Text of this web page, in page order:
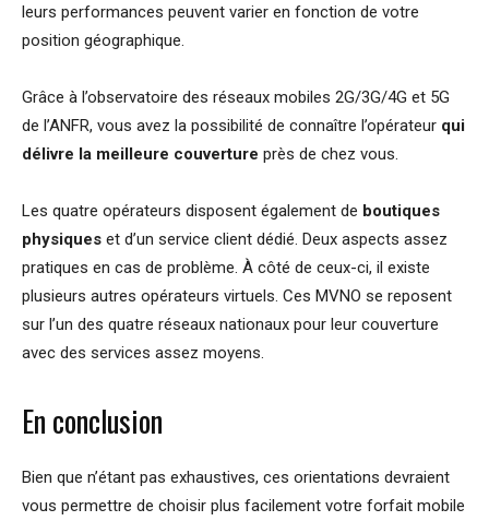
leurs performances peuvent varier en fonction de votre
position géographique.
Grâce à l’observatoire des réseaux mobiles 2G/3G/4G et 5G
de l’ANFR, vous avez la possibilité de connaître l’opérateur qui
délivre la meilleure couverture près de chez vous.
Les quatre opérateurs disposent également de boutiques
physiques et d’un service client dédié. Deux aspects assez
pratiques en cas de problème. À côté de ceux-ci, il existe
plusieurs autres opérateurs virtuels. Ces MVNO se reposent
sur l’un des quatre réseaux nationaux pour leur couverture
avec des services assez moyens.
En conclusion
Bien que n’étant pas exhaustives, ces orientations devraient
vous permettre de choisir plus facilement votre forfait mobile